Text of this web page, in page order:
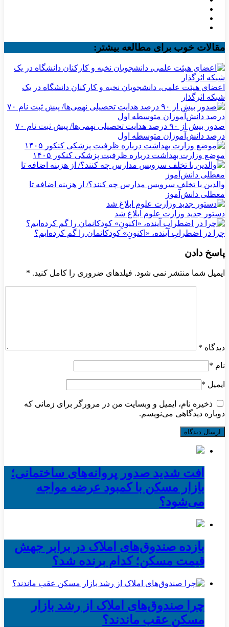
مقالات خوب برای مطالعه بیشتر:
اعضای هیئت علمی، دانشجویان نخبه و کارکنان دانشگاه در یک
شبکه‌ اثرگذار
صدور بیش از ۹۰ درصد هدایت تحصیلی نهمی‌ها/ پیش ثبت نام ۷۰
درصد دانش‌آموزان متوسطه اول
موضع وزارت بهداشت درباره ظرفیت پزشکی کنکور ۱۴۰۵
والدین با تخلف سرویس مدارس چه کنند؟/ از هزینه اضافه تا
معطلی دانش‌آموز
دستور جدید وزارت علوم ابلاغ شد
چرا در اضطرابِ آینده، «اکنونِ» کودکانمان را گم کرده‌ایم؟
پاسخ دادن
ایمیل شما منتشر نمی شود. فیلدهای ضروری را کامل کنید. *
دیدگاه *
نام *
ایمیل *
ذخیره نام، ایمیل و وبسایت من در مرورگر برای زمانی که
دوباره دیدگاهی می‌نویسم.
افت شدید صدور پروانه‌های ساختمانی؛
بازار مسکن با کمبود عرضه مواجه
می‌شود؟
بازده صندوق‌های املاک در برابر جهش
قیمت مسکن؛ کدام برنده شد؟
چرا صندوق‌های املاک از رشد بازار
مسکن عقب ماندند؟